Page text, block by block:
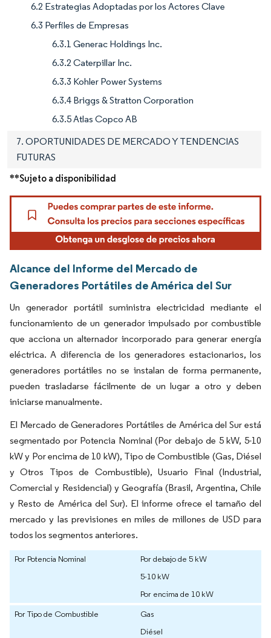
6.2 Estrategias Adoptadas por los Actores Clave
6.3 Perfiles de Empresas
6.3.1 Generac Holdings Inc.
6.3.2 Caterpillar Inc.
6.3.3 Kohler Power Systems
6.3.4 Briggs & Stratton Corporation
6.3.5 Atlas Copco AB
7. OPORTUNIDADES DE MERCADO Y TENDENCIAS
FUTURAS
**Sujeto a disponibilidad
Alcance del Informe del Mercado de
Generadores Portátiles de América del Sur
Un generador portátil suministra electricidad mediante el
funcionamiento de un generador impulsado por combustible
que acciona un alternador incorporado para generar energía
eléctrica. A diferencia de los generadores estacionarios, los
generadores portátiles no se instalan de forma permanente,
pueden trasladarse fácilmente de un lugar a otro y deben
iniciarse manualmente.
El Mercado de Generadores Portátiles de América del Sur está
segmentado por Potencia Nominal (Por debajo de 5 kW, 5-10
kW y Por encima de 10 kW), Tipo de Combustible (Gas, Diésel
y Otros Tipos de Combustible), Usuario Final (Industrial,
Comercial y Residencial) y Geografía (Brasil, Argentina, Chile
y Resto de América del Sur). El informe ofrece el tamaño del
mercado y las previsiones en miles de millones de USD para
todos los segmentos anteriores.
Por Potencia Nominal
Por debajo de 5 kW
5-10 kW
Por encima de 10 kW
Por Tipo de Combustible
Gas
Diésel